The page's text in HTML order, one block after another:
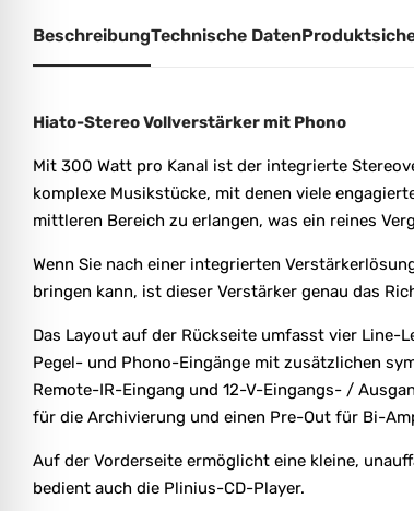
BeschreibungTechnische Daten
Hiato-Stereo Vollverstärker mit Phono
Mit 300 Watt pro Kanal ist der integrierte
komplexe Musikstücke, mit denen viele
mittleren Bereich zu erlangen, was ein reines
Wenn Sie nach einer integrierten
bringen kann, ist dieser Verstärker genau das
Das Layout auf der Rückseite umfasst vier Line-
Pegel- und Phono-Eingänge mit zusätzlichen
Remote-IR-Eingang und 12-V-Eingangs- /
für die Archivierung und einen Pre-Out für Bi-
Auf der Vorderseite ermöglicht eine kleine,
bedient auch die Plinius-CD-Player.